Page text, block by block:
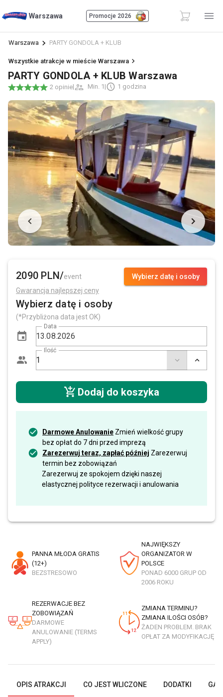
Warszawa Promocje 2026
Warszawa PARTY GONDOLA + KLUB
Wszystkie atrakcje w mieście Warszawa
PARTY GONDOLA + KLUB Warszawa
2 opinie| Min. 1 | 1 godzina
Wybierz datę i osoby
2090 PLN/event
Gwarancja najlepszej ceny
Wybierz datę i osoby
(*Przybliżona data jest OK)
Data
Ilość
Dodaj do koszyka
Darmowe Anulowanie Zmień wielkość grupy
bez opłat do 7 dni przed imprezą
Zarezerwuj teraz, zapłać później Zarezerwuj
termin bez zobowiązań
Zarezerwuj ze spokojem dzięki naszej
elastycznej polityce rezerwacji i anulowania
PANNA MŁODA GRATIS
(12+)
BEZSTRESOWO
NAJWIĘKSZY
ORGANIZATOR W
POLSCE
PONAD 6000 GRUP OD
2006 ROKU
REZERWACJE BEZ
ZOBOWIĄZAŃ
DARMOWE
ANULOWANIE (TERMS
APPLY)
ZMIANA TERMINU?
ZMIANA ILOŚCI OSÓB?
ŻADEN PROBLEM. BRAK
OPŁAT ZA MODYFIKACJĘ
OPIS ATRAKCJI CO JEST WLICZONE DODATKI